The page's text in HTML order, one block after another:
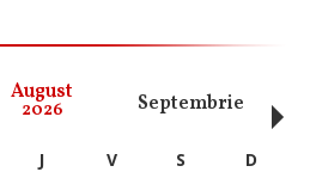
August
2026 Septembrie
J V S
D